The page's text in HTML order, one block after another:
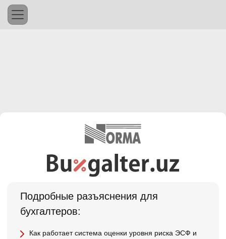
Подробные разъяснения для
бухгалтеров:
Как работает система оценки уровня риска ЭСФ и